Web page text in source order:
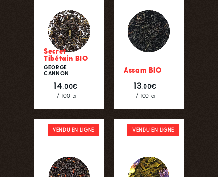
Secret
Tibétain BIO
GEORGE
CANNON
14.00€
/ 100 gr
Assam BIO
13.00€
/ 100 gr
VENDU EN LIGNE VENDU EN LIGNE